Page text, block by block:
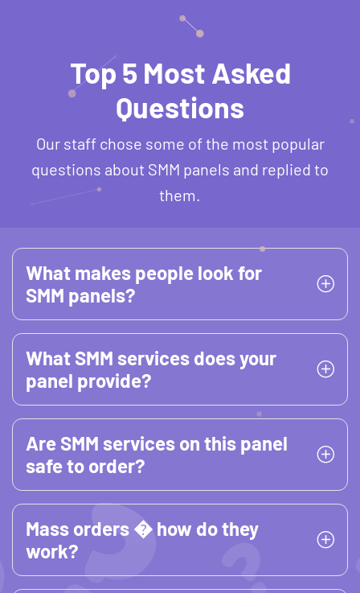
Top 5 Most Asked
Questions
Our staff chose some of the most popular
questions about SMM panels and replied to
them.
What makes people look for
SMM panels?
What SMM services does your
panel provide?
Are SMM services on this panel
safe to order?
Mass orders � how do they
work?